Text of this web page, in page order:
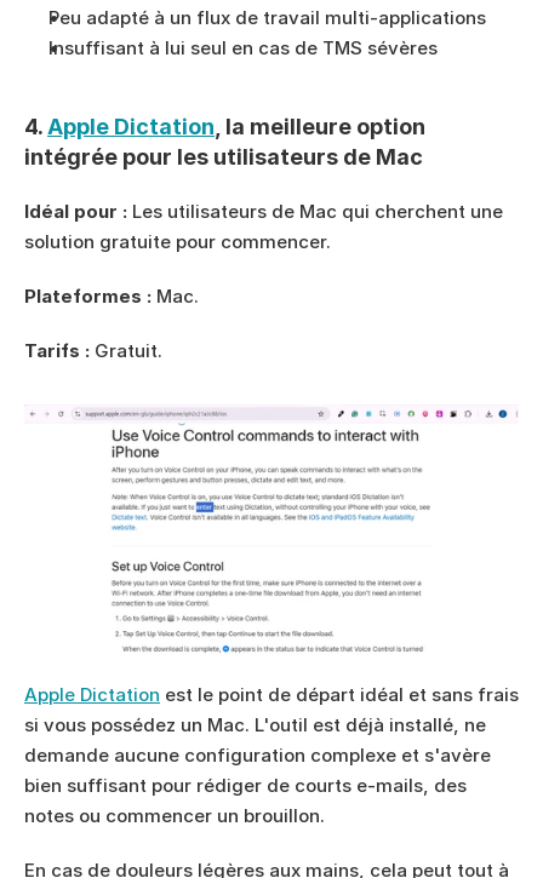
Peu adapté à un flux de travail multi-applications
Insuffisant à lui seul en cas de TMS sévères
4. Apple Dictation , la meilleure option
intégrée pour les utilisateurs de Mac
Idéal pour : Les utilisateurs de Mac qui cherchent une
solution gratuite pour commencer.
Plateformes : Mac.
Tarifs : Gratuit.
Apple Dictation est le point de départ idéal et sans frais
si vous possédez un Mac. L'outil est déjà installé, ne
demande aucune configuration complexe et s'avère
bien suffisant pour rédiger de courts e-mails, des
notes ou commencer un brouillon.
En cas de douleurs légères aux mains, cela peut tout à